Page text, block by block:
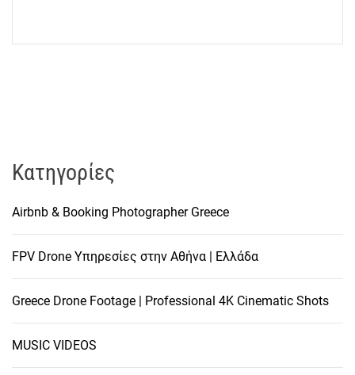
Kατηγορίες
Airbnb & Booking Photographer Greece
FPV Drone Υπηρεσίες στην Αθήνα | Ελλάδα
Greece Drone Footage | Professional 4K Cinematic Shots
MUSIC VIDEOS